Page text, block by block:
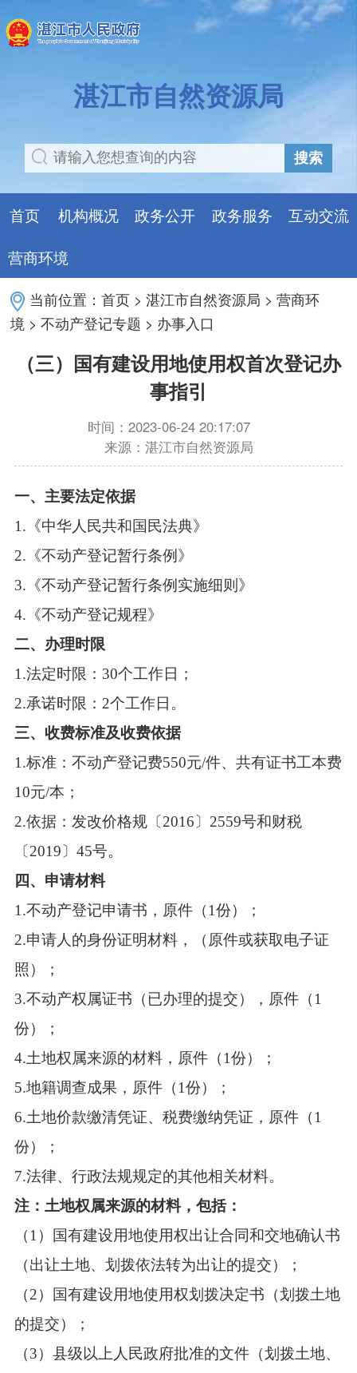
湛江市自然资源局
搜索
首页 机构概况 政务公开 政务服务
互动交流
营商环境
当前位置：首页 >湛江市自然资源局 >营商环
境 >不动产登记专题 > 办事入口
（三）国有建设用地使用权首次登记办
事指引
时间：2023-06-24 20:17:07
来源：湛江市自然资源局
一、主要法定依据
1.《中华人民共和国民法典》
2.《不动产登记暂行条例》
3.《不动产登记暂行条例实施细则》
4.《不动产登记规程》
二、办理时限
1.法定时限：30个工作日；
2.承诺时限：2个工作日。
三、 收费标准及收费依据
1.标准：不动产登记费550元/件、共有证书工本费
10元/本；
2.依据：发改价格规〔2016〕2559号和财税
〔2019〕45号。
四、申请材料
1.不动产登记申请书，原件（1份）；
2.申请人的身份证明材料，（原件或获取电子证
照）；
3.不动产权属证书（已办理的提交），原件（1
份）；
4.土地权属来源的材料，原件（1份）；
5.地籍调查成果，原件（1份）；
6.土地价款缴清凭证、税费缴纳凭证，原件（1
份）；
7.法律、行政法规规定的其他相关材料。
注：土地权属来源的材料，包括：
（1）国有建设用地使用权出让合同和交地确认书
（出让土地、划拨依法转为出让的提交）；
（2）国有建设用地使用权划拨决定书（划拨土地
的提交）；
（3）县级以上人民政府批准的文件（划拨土地、